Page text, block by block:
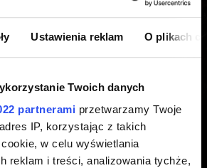
Ustawienia reklam O plikach
Twoich danych
partnerami przetwarzamy Twoje
IP, korzystając z takich
w celu wyświetlania
reklam i treści, analizowania tychże,
Zaktualizowany 2 lata temu
hotfix do gry Wiedźmin 3: Dziki
powodował, że niektórzy gracze
otoczenia, a także rozwiązuje
stosowanych ograniczeń
wersji gry.